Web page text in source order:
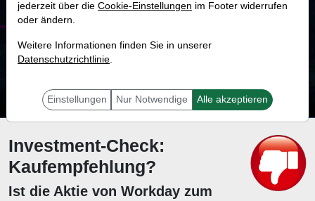
MONKEY-TRADER INDIKATOR
18.9 %
Mit 18.9 % Wahrscheinlichkeit wird selbst der unglücklichst agierende Trader
Investment-Check:
Kaufempfehlung?
Ist die Aktie von Workday zum
jederzeit über die Cookie-Einstellungen im Footer widerrufen
oder ändern.
Weitere Informationen finden Sie in unserer
Datenschutzrichtlinie.
Einstellungen Nur Notwendige Alle akzeptieren